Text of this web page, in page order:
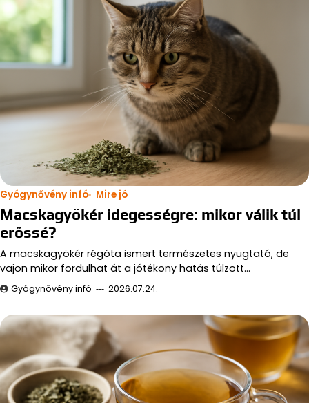
Gyógynővény infó Mire jó
Macskagyökér idegességre: mikor válik túl
erőssé?
A macskagyökér régóta ismert természetes nyugtató, de
vajon mikor fordulhat át a jótékony hatás túlzott…
Gyógynövény infó 2026.07.24.